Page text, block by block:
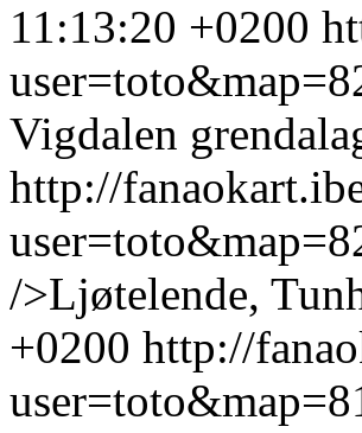
11:13:20 +0200
Vigdalen
http://
/>Ljøtelende,
+0200 http://